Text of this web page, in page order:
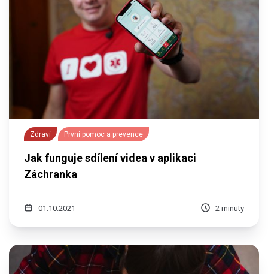
Zdraví První pomoc a prevence
Jak funguje sdílení videa v aplikaci
Záchranka
01.10.2021 2 minuty